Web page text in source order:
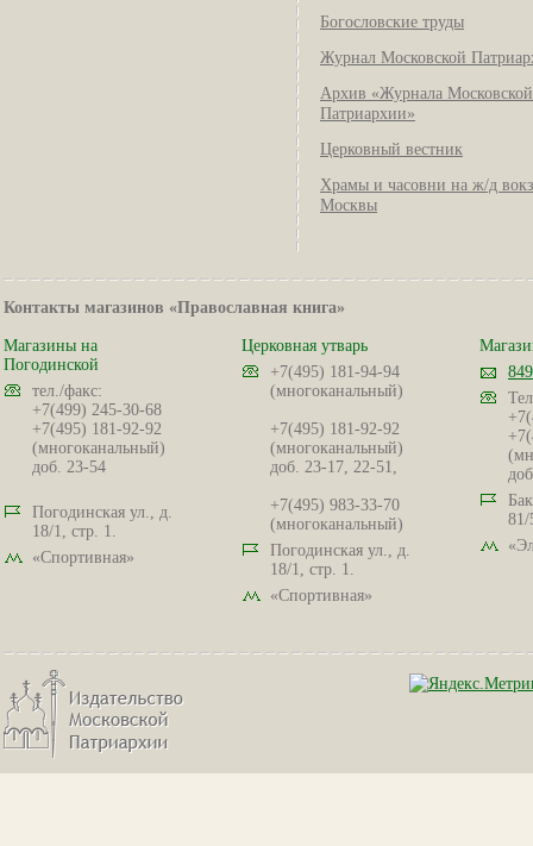
Богословские труды
Журнал Московской
Архив «Журнала Московской
Патриархии»
Церковный вестник
Храмы и часовни на ж/д
Москвы
Контакты магазинов «Православная книга»
Магазины на
Погодинской
тел./факс:
+7(499) 245-30-68
+7(495) 181-92-92
(многоканальный)
доб. 23-54
Погодинская ул., д.
18/1, стр. 1.
«Спортивная»
Церковная утварь
+7(495) 181-94-94
(многоканальный)
+7(495) 181-92-92
(многоканальный)
доб. 23-17, 22-51,
+7(495) 983-33-70
(многоканальный)
Погодинская ул., д.
18/1, стр. 1.
«Спортивная»
81/